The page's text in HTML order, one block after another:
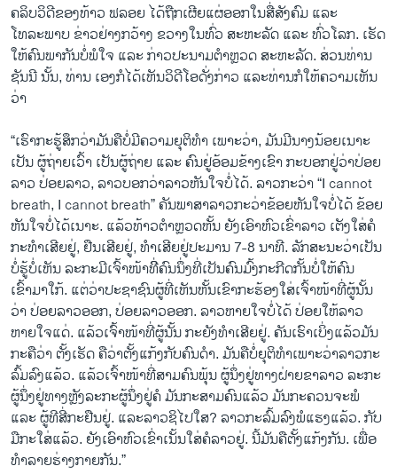
ຄລິບວິດີຂອງທ້າວ ຟລອຍ ໄດ້ຖືກເຜີຍແຜ່ອອກໃນສື່ສັງຄົມ ແລະ
ໂທລະພາບ ຂ່າວຢ່າງກວ້າງ ຂວາງໃນທົ່ວ ສະຫະລັດ ແລະ ທົ່ວໂລກ. ເຮັດ
ໃຫ້ຄົນພາກັນບໍ່ພໍໃຈ ແລະ ກ່າວປະນາມຕຳຫຼວດ ສະຫະລັດ. ສ່ວນທ່ານ
ຊັນນີ ນັ້ນ, ທ່ານ ເອງກໍໄດ້ເຫັນວິດີໂອດັ່ງກ່າວ ແລະທ່ານກໍໃຫ້ຄວາມເຫັນ
ວ່າ
“ເຮົາກະຮູ້ສຶກວ່າມັນຄືບໍ່ມີຄວາມຍຸຕິທຳ ເພາະວ່າ, ມັນມີນາງນ້ອຍເນາະ
ເປັນ ຜູ້ຖ່າຍເວົ້າ ເປັນຜູ້ຖ່າຍ ແລະ ຄົນຢູ່ອ້ອມຂ້າງເຂົາ ກະບອກຢູ່ວ່າປ່ອຍ
ລາວ ປ່ອຍລາວ, ລາວບອກວ່າລາວຫັນໃຈບໍ່ໄດ້. ລາວກະວ່າ “I cannot
breath, I cannot breath” ຄັນພາສາລາວກະວ່າຂ້ອຍຫັນໃຈບໍ່ໄດ້ ຂ້ອຍ
ຫັນໃຈບໍ່ໄດ້ເນາະ. ແລ້ວທ້າວຕຳຫຼວດຫັ້ນ ຍັງເອົາຫົວເຂົ່າລາວ ເຕັງໃສ່ຄໍ
ກະທຳເສີຍຢູ່, ຢືນເສີຍຢູ່, ທຳເສີຍຢູ່ປະມານ 7-8 ນາທີ. ລັກສະນະວ່າເປັນ
ບໍ່ຮູ້ບໍ່ເຫັນ ລະກະມີເຈົ້າໜ້າທີ່ິຄົນນຶ່ງທີ່ເປັນຄົນມົ້ງກະກີດກັ້ນບໍ່ໃຫ້ຄົນ
ເຂົ້າມາໃກ້. ແຕ່ວ່າປະຊາຊົນຜູ້ທີ່ເຫັນຫັ້ນເຂົາກະຮ້ອງໃສ່ເຈົ້າໜ້າທີ່ຜູ້ນັ້ນ
ວ່າ ປ່ອຍລາວອອກ, ປ່ອຍລາວອອກ. ລາວຫາຍໃຈບໍ່ໄດ້ ປ່ອຍໃຫ້ລາວ
ຫາຍໃຈແດ່. ແລ້ວເຈົ້າໜ້າທີ່ຜູ້ນັ້ນ ກະຍັງທຳເສີຍຢູ່. ຄັນເຮົາເບິ່ງແລ້ວມັນ
ກະຄືວ່າ ຕັ້ງເຮັດ ຄືວ່າຕັ້ງແກ້ງກັບຄົນດຳ. ມັນຄືບໍ່ຍຸຕິທຳເພາະວ່າລາວກະ
ລົ້ມລົງແລ້ວ. ແລ້ວເຈົ້າໜ້າທີ່ສາມຄົນພຸ້ນ ຜູ້ນຶ່ງຢູ່ທາງຝ່າຍຂາລາວ ລະກະ
ຜູ້ນຶ່ງຢູ່ທາງຫຼັງລະກະຜູ້ນຶ່ງຢູ່ຄໍ ມັນກະສາມຄົນແລ້ວ ມັນກະຄວນຈະພໍ
ແລະ ຜູ້ທີສີ່ກະຢືນຢູ່. ແລະລາວຊິໄປໃສ? ລາວກະລົ້ມລົງພໍແຮງແລ້ວ. ກັບ
ມືກະໃສ່ແລ້ວ. ຍັງເອົາຫົວເຂົ່າເນັ້ນໃສ່ຄໍລາວຢູ່. ນີ້ມັນຄືຕັ້ງແກ້ງກັນ. ເພື່ອ
ທຳລາຍຮ່າງກາຍກັນ.”